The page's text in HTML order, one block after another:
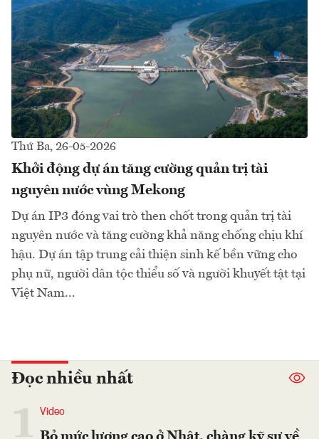
Thứ Ba, 26-05-2026
Khởi động dự án tăng cường quản trị tài
nguyên nước vùng Mekong
Dự án IP3 đóng vai trò then chốt trong quản trị tài
nguyên nước và tăng cường khả năng chống chịu khí
hậu. Dự án tập trung cải thiện sinh kế bền vững cho
phụ nữ, người dân tộc thiểu số và người khuyết tật tại
Việt Nam...
Đọc nhiều nhất
Video